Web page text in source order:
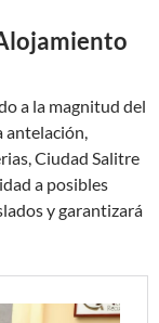
a la magnitud del
antelación,
Ciudad Salitre
a posibles
y garantizará